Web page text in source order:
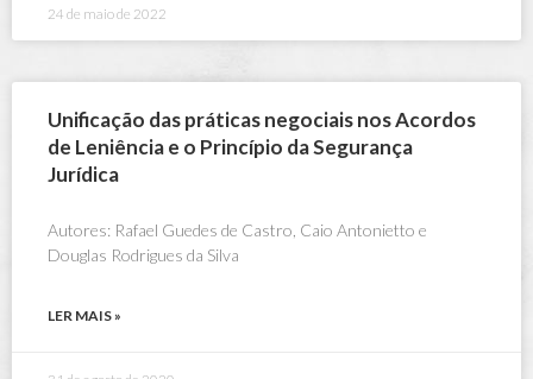
24 de maio de 2022
Unificação das práticas negociais nos Acordos
de Leniência e o Princípio da Segurança
Jurídica
Autores: Rafael Guedes de Castro, Caio Antonietto e
Douglas Rodrigues da Silva
LER MAIS »